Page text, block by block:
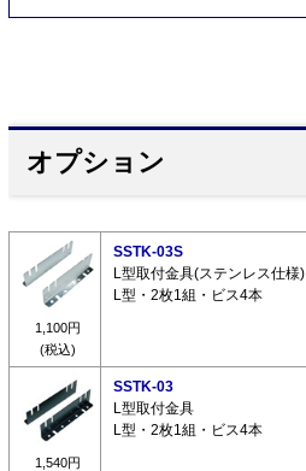
オプション
1,100円
(税込)
SSTK-03S
L型取付金具(ステンレス仕様)
L型・2枚1組・ビス4本
1,540円
SSTK-03
L型取付金具
L型・2枚1組・ビス4本